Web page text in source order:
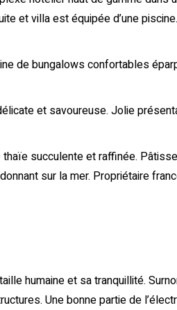
et villa est équipée d’une
de bungalows confortables
et savoureuse. Jolie
thaïe succulente et raffinée.
sur la mer. Propriétaire
humaine et sa tranquillité.
Une bonne partie de